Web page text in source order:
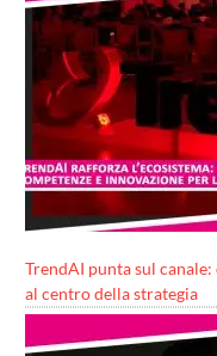
TrendAI punta sul
al centro della strategia